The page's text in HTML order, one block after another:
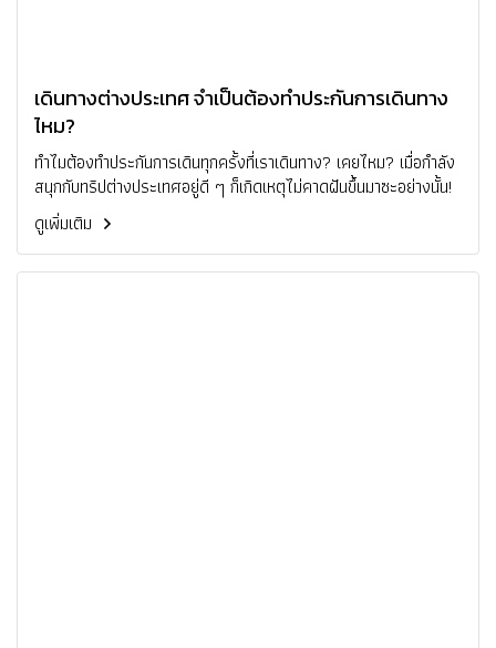
เดินทางต่างประเทศ จำเป็นต้องทำประกันการเดินทาง
ไหม?
ทำไมต้องทำประกันการเดินทุกครั้งที่เราเดินทาง? เคยไหม? เมื่อกำลัง
สนุกกับทริปต่างประเทศอยู่ดี ๆ ก็เกิดเหตุไม่คาดฝันขึ้นมาซะอย่างนั้น!
ดูเพิ่มเติม